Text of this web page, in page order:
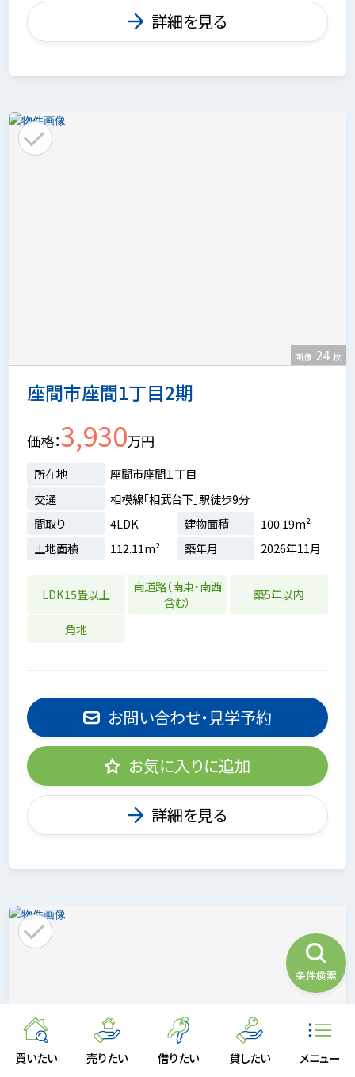
買いたい 売りたい 借りたい 貸したい メニュー
詳細を見る
座間市座間1丁目2期
画像 24 枚
価格 3,930万円
所在地
座間市座間１丁目
交通
相模線「相武台下」駅徒歩9分
間取り
4LDK 建物面積
100.19m²
土地面積
112.11m² 築年月 2026年11月
LDK15畳以上
南道路（南東・南西
含む）
築5年以内
角地
お問い合わせ・見学予約
お気に入りに追加
詳細を見る
条件検索